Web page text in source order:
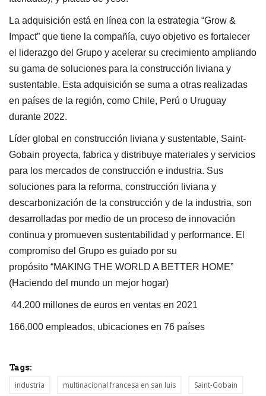
La adquisición está en línea con la estrategia “Grow &
Impact” que tiene la compañía, cuyo objetivo es fortalecer
el liderazgo del Grupo y acelerar su crecimiento ampliando
su gama de soluciones para la construcción liviana y
sustentable. Esta adquisición se suma a otras realizadas
en países de la región, como Chile, Perú o Uruguay
durante 2022.
Líder global en construcción liviana y sustentable, Saint-
Gobain proyecta, fabrica y distribuye materiales y servicios
para los mercados de construcción e industria. Sus
soluciones para la reforma, construcción liviana y
descarbonización de la construcción y de la industria, son
desarrolladas por medio de un proceso de innovación
continua y promueven sustentabilidad y performance. El
compromiso del Grupo es guiado por su
propósito “MAKING THE WORLD A BETTER HOME”
(Haciendo del mundo un mejor hogar)
44.200 millones de euros en ventas en 2021
166.000 empleados, ubicaciones en 76 países
Tags:
industria multinacional francesa en san luis Saint-Gobain